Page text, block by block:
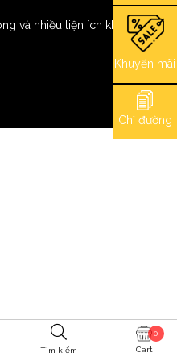
Tìm kiếm
0
Cart
và nhiều tiện ích khác với
Khuyến mãi
Chỉ đường